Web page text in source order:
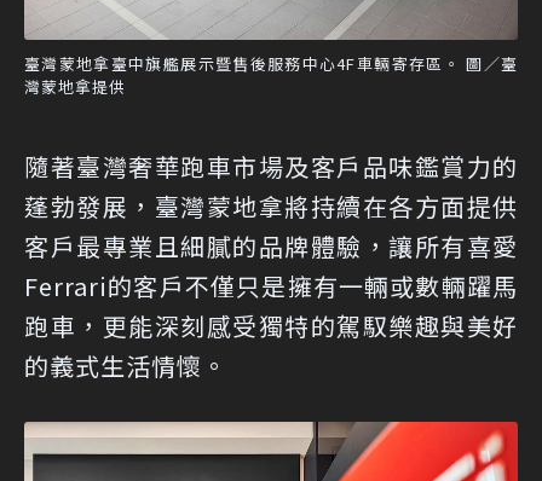
臺灣蒙地拿臺中旗艦展示暨售後服務中心4F車輛寄存區。 圖／臺
灣蒙地拿提供
隨著臺灣奢華跑車市場及客戶品味鑑賞力的
蓬勃發展，臺灣蒙地拿將持續在各方面提供
客戶最專業且細膩的品牌體驗，讓所有喜愛
Ferrari的客戶不僅只是擁有一輛或數輛躍馬
跑車，更能深刻感受獨特的駕馭樂趣與美好
的義式生活情懷。